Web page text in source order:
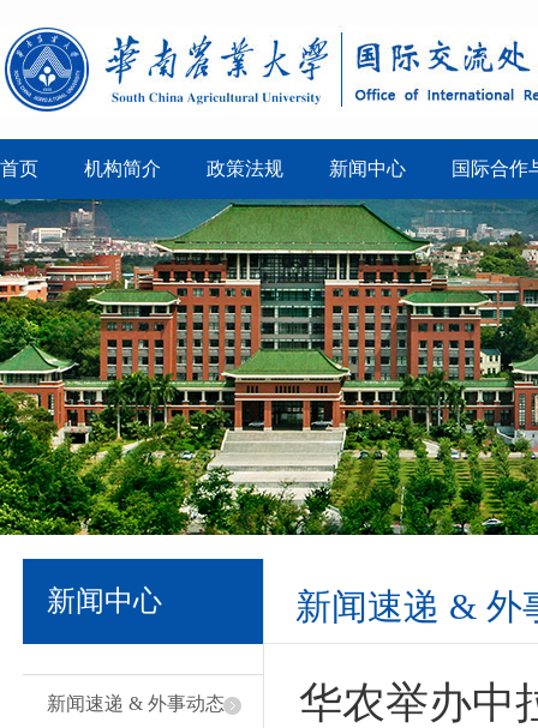
首页 机构简介 政策法规 新闻中心 国际合作
新闻中心
新闻速递 & 外事动态
新闻速递 & 外
华农举办中